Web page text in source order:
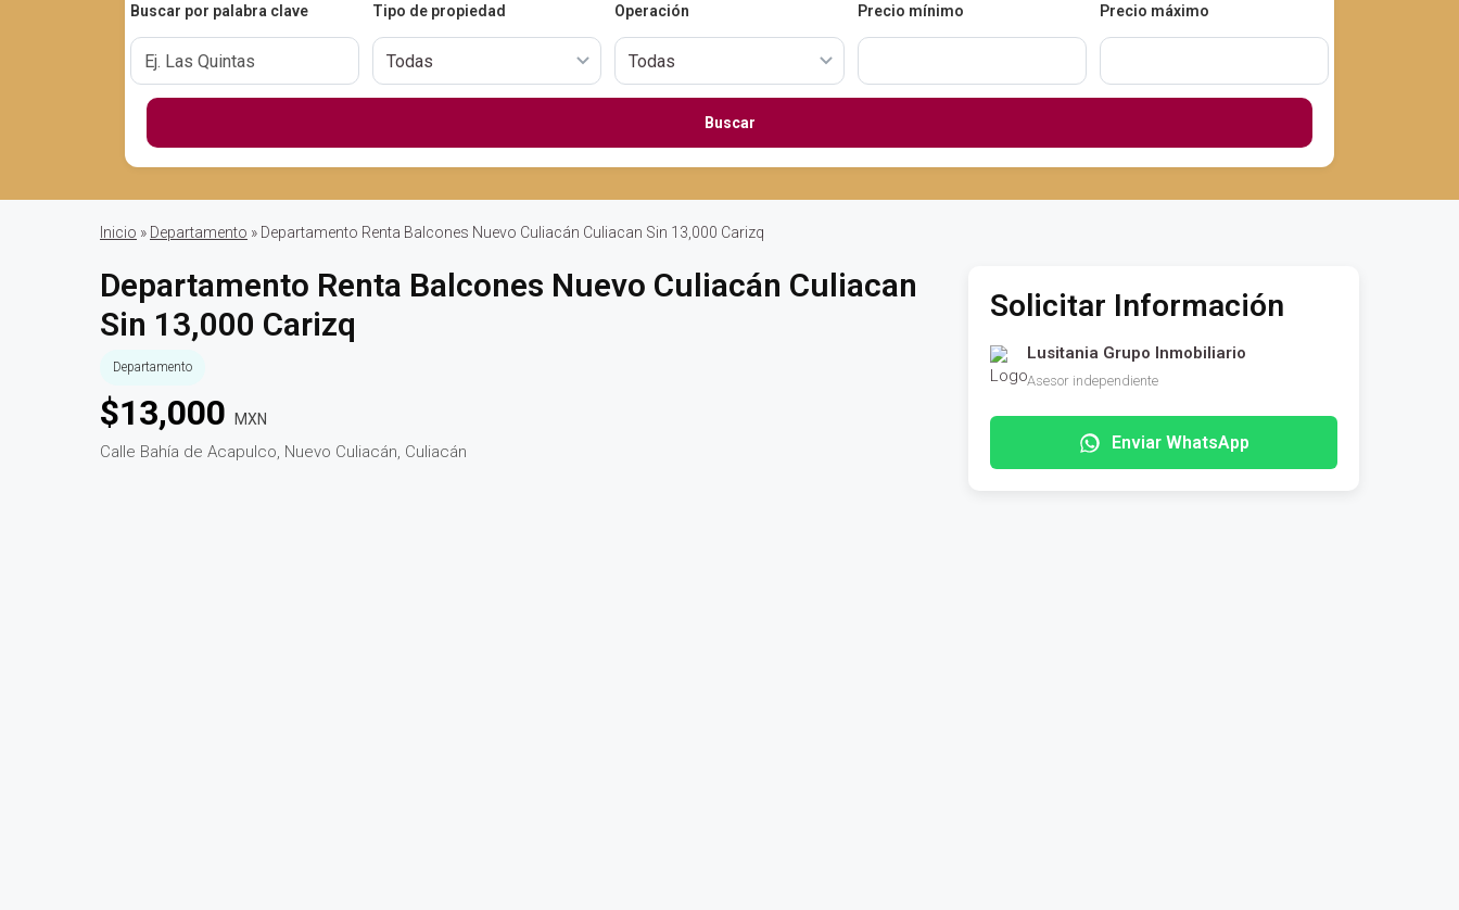
Buscar por palabra clave Tipo de propiedad Operación Precio mínimo Precio máximo
Buscar
Inicio » Departamento » Departamento Renta Balcones Nuevo Culiacán Culiacan Sin 13,000 Carizq
Departamento Renta Balcones Nuevo Culiacán Culiacan
Sin 13,000 Carizq
Departamento
$13,000 MXN
Calle Bahía de Acapulco, Nuevo Culiacán, Culiacán
Solicitar Información
Lusitania Grupo Inmobiliario
Asesor independiente
Enviar WhatsApp